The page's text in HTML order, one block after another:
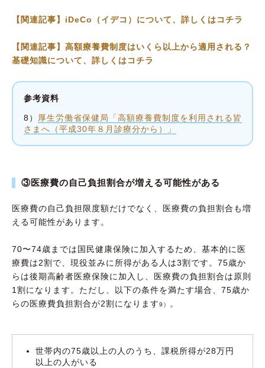
【関連記事】iDeCo（イデコ）について、詳しくはコチラ
【関連記事】高額療養費制度はいくら以上から適用される？
基礎知識について、詳しくはコチラ
参考資料
8）
厚生労働省保健局「高額療養費制度を利用される皆
さまへ（平成30年８月診療分から）」
③医療費の自己負担割合が増える可能性がある
医療費の自己負担限度額だけでなく、医療費の負担割合も増
える可能性があります。
70〜74歳までは国民健康保険に加入するため、基本的に医
療費は2割で、現役並みに所得がある人は3割です。75歳か
らは後期高齢者医療保険に加入し、医療費の負担割合は原則
1割になります。ただし、以下の条件を満たす場合、75歳か
らの医療費負担割合が2割になります9） 。
世帯内の75歳以上の人のうち、課税所得が28万円
以上の人がいる